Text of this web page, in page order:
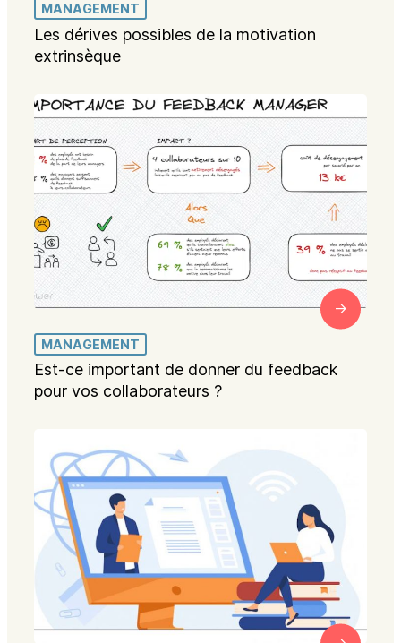
MANAGEMENT
Les dérives possibles de la motivation
extrinsèque
MANAGEMENT
Est-ce important de donner du feedback
pour vos collaborateurs ?